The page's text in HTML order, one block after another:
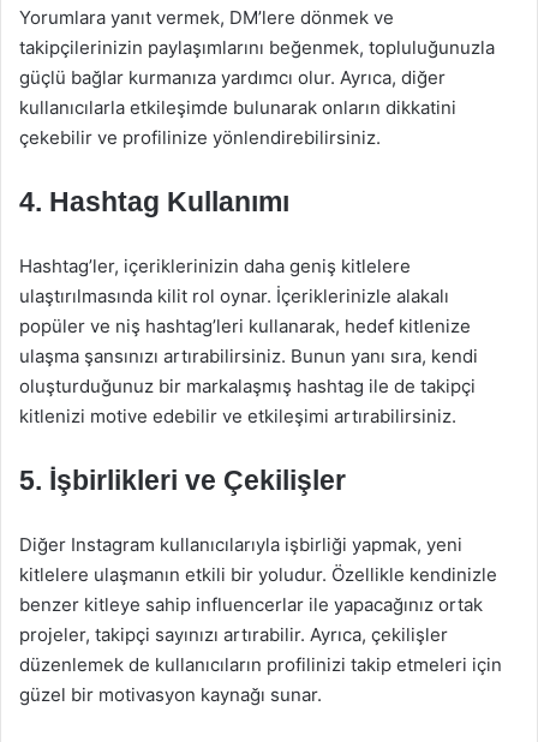
Yorumlara yanıt vermek, DM’lere dönmek ve
takipçilerinizin paylaşımlarını beğenmek, topluluğunuzla
güçlü bağlar kurmanıza yardımcı olur. Ayrıca, diğer
kullanıcılarla etkileşimde bulunarak onların dikkatini
çekebilir ve profilinize yönlendirebilirsiniz.
4. Hashtag Kullanımı
Hashtag’ler, içeriklerinizin daha geniş kitlelere
ulaştırılmasında kilit rol oynar. İçeriklerinizle alakalı
popüler ve niş hashtag’leri kullanarak, hedef kitlenize
ulaşma şansınızı artırabilirsiniz. Bunun yanı sıra, kendi
oluşturduğunuz bir markalaşmış hashtag ile de takipçi
kitlenizi motive edebilir ve etkileşimi artırabilirsiniz.
5. İşbirlikleri ve Çekilişler
Diğer Instagram kullanıcılarıyla işbirliği yapmak, yeni
kitlelere ulaşmanın etkili bir yoludur. Özellikle kendinizle
benzer kitleye sahip influencerlar ile yapacağınız ortak
projeler, takipçi sayınızı artırabilir. Ayrıca, çekilişler
düzenlemek de kullanıcıların profilinizi takip etmeleri için
güzel bir motivasyon kaynağı sunar.